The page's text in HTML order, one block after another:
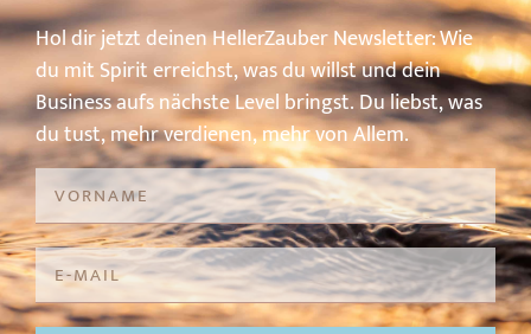
HoldirjetztdeinenHellerZauberNewsletter: Wie
du mit Spiriterreichst,wasduwillstunddein
BusinessaufsnächsteLevel bringst.Duliebst,was
dutust,mehrverdienen,mehrvonAllem.